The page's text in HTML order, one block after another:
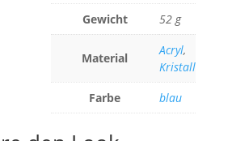
Gewicht 52 g
Material
Acryl,
Kristall
Farbe
blau